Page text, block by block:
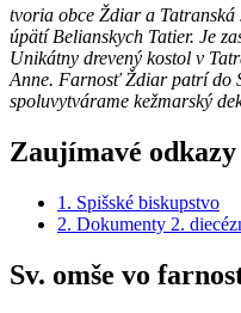
tvoria obce Ždiar a
úpätí Belianskych Tatier. Je
Unikátny drevený kostol v
Anne. Farnosť Ždiar patrí do
spoluvytvárame kežmarský
Zaujímavé odkazy
1. Spišské biskupstvo
2. Dokumenty 2.
Sv. omše vo